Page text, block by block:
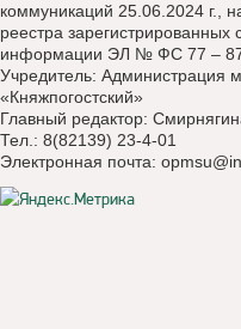
коммуникаций 25.06.2024 г.,
реестра зарегистрированных
информации ЭЛ № ФС 77 –
Учредитель: Администрация
«Княжпогостский»
Главный редактор:
Тел.: 8(82139) 23-4-01
Электронная почта: